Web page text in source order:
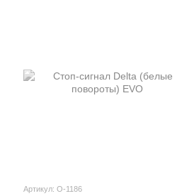
Артикул: O-1186